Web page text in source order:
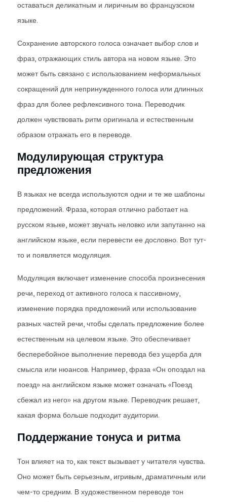
оставаться деликатным и лиричным во французском
языке.
Сохранение авторского голоса означает выбор слов и
фраз, отражающих стиль автора на новом языке. Это
может быть связано с использованием неформальных
сокращений для непринужденного голоса или длинных
фраз для более рефлексивного тона. Переводчик
должен чувствовать ритм оригинала и естественным
образом отражать его в переводе.
Модулирующая структура
предложения
В языках не всегда используются одни и те же шаблоны
предложений. Фраза, которая отлично работает на
русском языке, может звучать неловко или запутанно на
английском языке, если перевести ее дословно. Вот тут-
то и появляется модуляция.
Модуляция включает изменение способа произнесения
речи, переход от активного голоса к пассивному,
изменение порядка предложений или использование
разных частей речи, чтобы сделать предложение более
естественным на целевом языке. Это обеспечивает
бесперебойное выполнение перевода без ущерба для
смысла или нюансов. Например, фраза «Он опоздал на
поезд» на английском языке может означать «Поезд
сбежал из него» на другом языке. Переводчик решает,
какая форма больше подходит аудитории.
Поддержание тонуса и ритма
Тон влияет на то, как текст вызывает у читателя чувства.
Оно может быть серьезным, игривым, драматичным или
чем-то средним. В художественном переводе тон